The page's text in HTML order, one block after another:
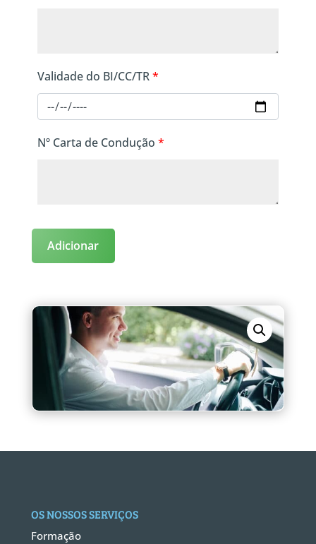
Validade do BI/CC/TR*
Nº Carta de Condução *
Adicionar
OS NOSSOS SERVIÇOS
Formação